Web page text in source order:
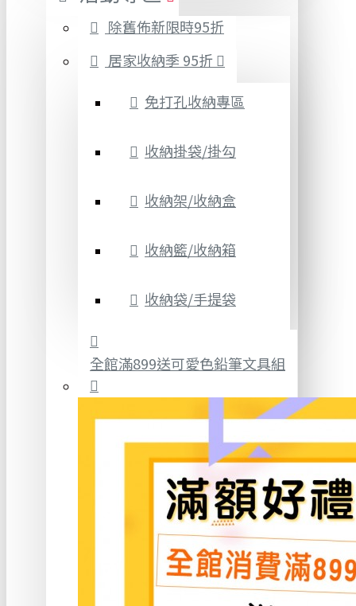
除舊佈新限時95折
居家收納季 95折
免打孔收納專區
收納掛袋/掛勾
收納架/收納盒
收納籃/收納箱
收納袋/手提袋
全館滿899送可愛色鉛筆文具組